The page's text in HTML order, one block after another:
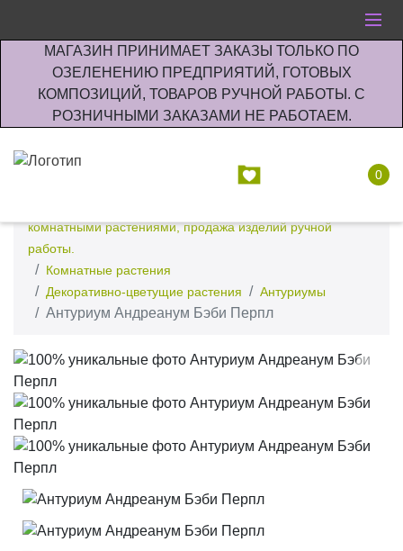
МАГАЗИН ПРИНИМАЕТ ЗАКАЗЫ ТОЛЬКО ПО
ОЗЕЛЕНЕНИЮ ПРЕДПРИЯТИЙ, ГОТОВЫХ
КОМПОЗИЦИЙ, ТОВАРОВ РУЧНОЙ РАБОТЫ. С
РОЗНИЧНЫМИ ЗАКАЗАМИ НЕ РАБОТАЕМ.
0
комнатными растениями, продажа изделий ручной
работы.
Комнатные растения
Декоративно-цветущие растения
Антуриумы
Антуриум Андреанум Бэби Перпл